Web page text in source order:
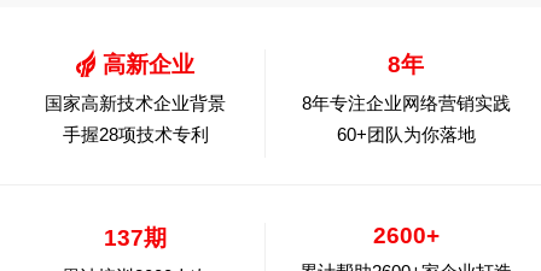
高新企业
国家高新技术企业背景
手握28项技术专利
8年
8年专注企业网络营销实践
60+团队为你落地
137期 2600+